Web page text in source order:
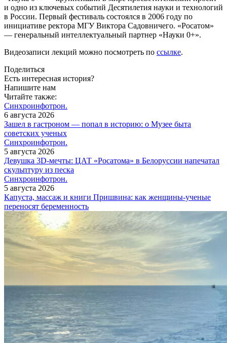
и одно из ключевых событий Десятилетия науки и технологий
в России. Первый фестиваль состоялся в 2006 году по
инициативе ректора МГУ Виктора Садовничего. «Росатом»
— ​генеральный интеллектуальный партнер «Науки 0+».
Видеозаписи лекций можно посмотреть по ссылке.
Поделиться
Есть интересная история?
Напишите нам
Читайте также:
Синхроинфотрон.
6 августа 2026
Зашел в гастроном — попал в историю: о Музее быта
советских ученых
Синхроинфотрон.
5 августа 2026
Девушка 3D-мечты: ЦАТ «Росатома» в Белоруссии напечатал
скульптуру из песка
Синхроинфотрон.
5 августа 2026
Капуста, массаж и книги Пришвина: как женщины-ученые
переносят беременность